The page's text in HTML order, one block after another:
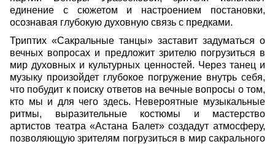
единение с сюжетом и настроением постановки,
осознавая глубокую духовную связь с предками.
Триптих «Сакральные танцы» заставит задуматься о
вечных вопросах и предложит зрителю погрузиться в
мир духовных и культурных ценностей. Через танец и
музыку произойдет глубокое погружение внутрь себя,
что побудит к поиску ответов на вечные вопросы о том,
кто мы и для чего здесь. Невероятные музыкальные
ритмы, выразительные костюмы и мастерство
артистов театра «Астана Балет» создадут атмосферу,
позволяющую зрителям погрузиться в мир сакрального